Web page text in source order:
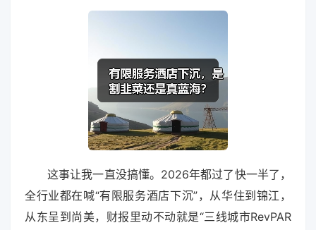
这事让我一直没搞懂。2026年都过了快一半了，
全行业都在喊“有限服务酒店下沉”，从华住到锦江，
从东呈到尚美，财报里动不动就是“三线城市RevPAR